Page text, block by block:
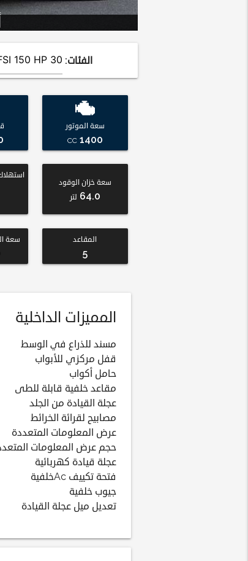
الفئات:
سعة الموتور
1400
CC
سعة خزان الوقود
64.0 لتر
المقاعد
5
سعة
المميزات الداخلية
مسند للذراع في الوسط
قفل مركزي للأبواب
حامل أكواب
مقاعد خلفية قابلة للطى
عجلة القيادة من الجلد
مصابيح لقرائة الخرائط
عرض المعلومات المتعددة
حجم عرض المعلومات المتعددة
عجلة قيادة كهربائية
فتحة تكييف Acخلفية
جيوب خلفية
تعديل ميل عجلة القيادة